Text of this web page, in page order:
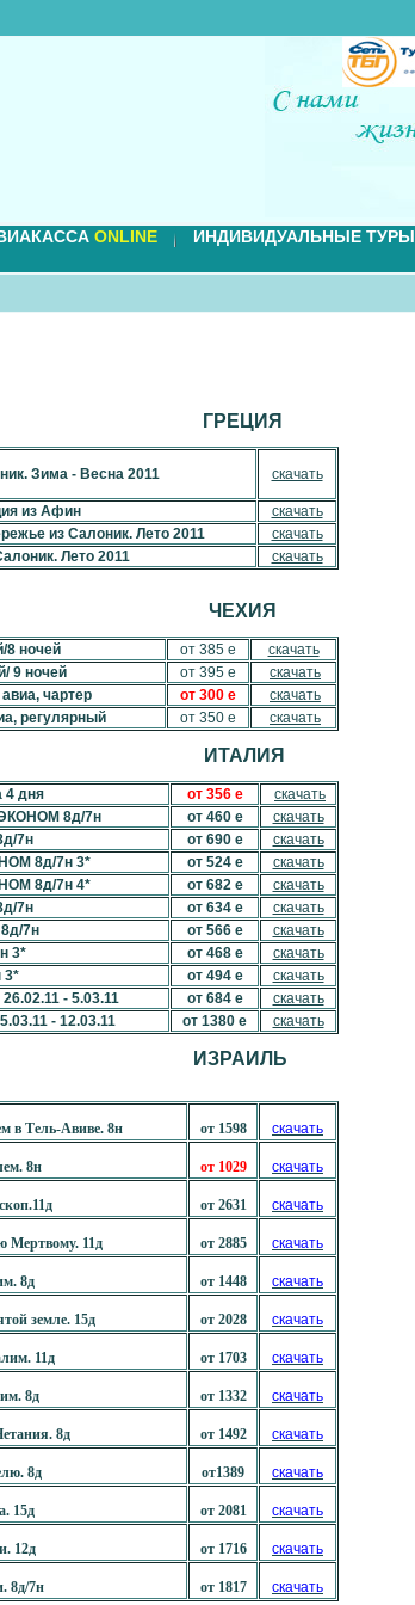
ONLINE ИНДИВИДУАЛЬНЫЕ ТУРЫ
ГРЕЦИЯ
Зима - Весна 2011 скачать
из Афин
скачать
из Салоник. Лето 2011
скачать
Лето 2011
скачать
ЧЕХИЯ
8 ночей от 385 е
скачать
9 ночей
от 395 е
скачать
чартер
от 300 е
скачать
регулярный
от 350 е скачать
ИТАЛИЯ
4 дня от 356 е
скачать
8д/7н
от 460 е
скачать
7н
от 690 е
скачать
8д/7н 3*
от 524 е
скачать
8д/7н 4*
от 682 е
скачать
7н
от 634 е
скачать
7н
от 566 е
скачать
3*
от 468 е
скачать
3*
от 494 е
скачать
- 5.03.11
от 684 е
скачать
- 12.03.11
от 1380 е скачать
ИЗРАИЛЬ
в Тель-Авиве. 8н от 1598 скачать
8н от 1029 скачать
от 2631 скачать
Мертвому. 11д от 2885 скачать
8д от 1448 скачать
земле. 15д от 2028 скачать
11д от 1703 скачать
8д от 1332 скачать
8д от 1492 скачать
8д от1389 скачать
15д от 2081 скачать
12д от 1716 скачать
8д/7н от 1817 скачать